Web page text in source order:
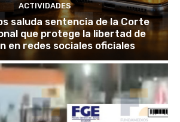
ACTIVIDADES
saluda sentencia de la Corte
que protege la libertad de
en redes sociales oficiales